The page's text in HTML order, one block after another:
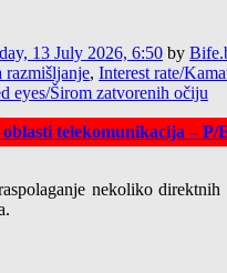
13 July 2026, 6:50 by
, Interest rate/
eyes/Širom zatvorenih očiju
telekomunikacija – P/
nekoliko